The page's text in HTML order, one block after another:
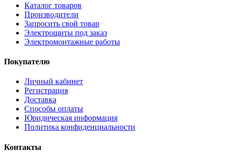
Каталог товаров
Производители
Запросить свой товар
Электрощиты под заказ
Электромонтажные работы
Покупателю
Личный кабинет
Регистрация
Доставка
Способы оплаты
Юридическая информация
Политика конфиденциальности
Контакты